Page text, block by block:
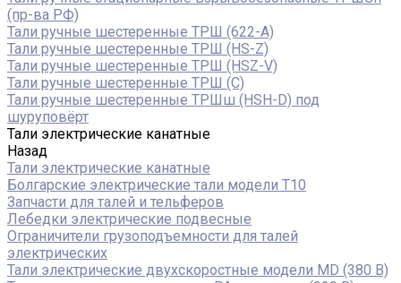
(пр-ва РФ)
Тали ручные шестеренные ТРШ (622-A)
Тали ручные шестеренные ТРШ (HS-Z)
Тали ручные шестеренные ТРШ (HSZ-V)
Тали ручные шестеренные ТРШ (С)
Тали ручные шестеренные ТРШш (HSH-D) под
шуруповёрт
Тали электрические канатные
Назад
Тали электрические канатные
Болгарские электрические тали модели T10
Запчасти для талей и тельферов
Лебедки электрические подвесные
Ограничители грузоподъемности для талей
электрических
Тали электрические двухскоростные модели MD (380 В)